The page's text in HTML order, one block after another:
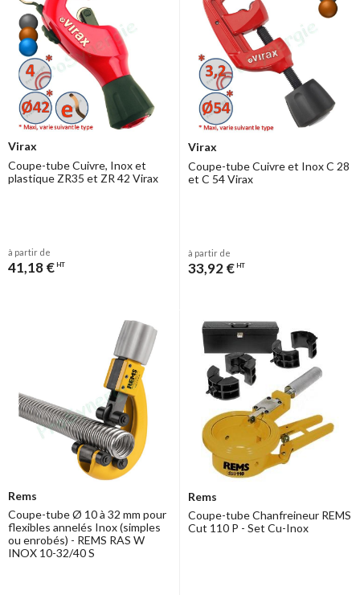
Virax
Coupe-tube Cuivre, Inox et
plastique ZR35 et ZR 42 Virax
à partir de
41,18 € HT
Virax
Coupe-tube Cuivre et Inox C 28
et C 54 Virax
à partir de
33,92 € HT
Rems
Coupe-tube Ø 10 à 32 mm pour
flexibles annelés Inox (simples
ou enrobés) - REMS RAS W
INOX 10-32/40 S
Rems
Coupe-tube Chanfreineur REMS
Cut 110 P - Set Cu-Inox